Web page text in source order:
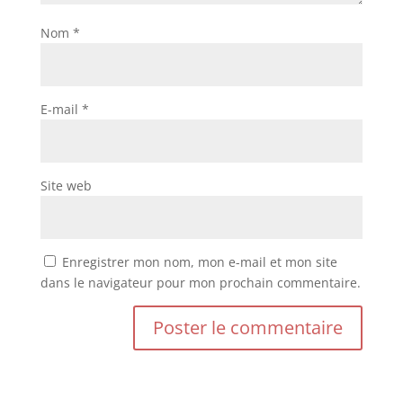
Nom *
E-mail *
Site web
Enregistrer mon nom, mon e-mail et mon site
dans le navigateur pour mon prochain commentaire.